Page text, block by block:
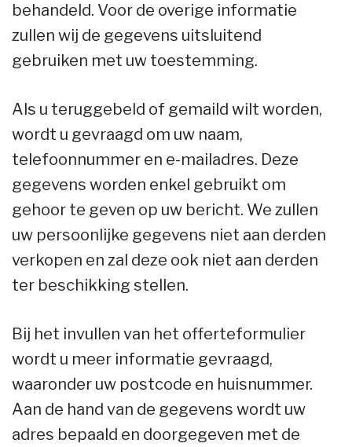
behandeld. Voor de overige informatie
zullen wij de gegevens uitsluitend
gebruiken met uw toestemming.
Als u teruggebeld of gemaild wilt worden,
wordt u gevraagd om uw naam,
telefoonnummer en e-mailadres. Deze
gegevens worden enkel gebruikt om
gehoor te geven op uw bericht. We zullen
uw persoonlijke gegevens niet aan derden
verkopen en zal deze ook niet aan derden
ter beschikking stellen.
Bij het invullen van het offerteformulier
wordt u meer informatie gevraagd,
waaronder uw postcode en huisnummer.
Aan de hand van de gegevens wordt uw
adres bepaald en doorgegeven met de